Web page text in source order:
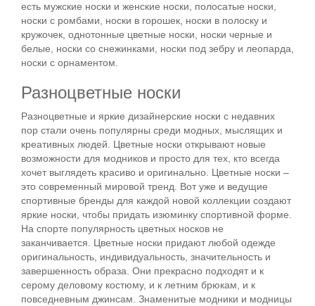
есть мужские носки и женские носки, полосатые носки,
носки с ромбами, носки в горошек, носки в полоску и
кружочек, однотонные цветные носки, носки черные и
белые, носки со снежинками, носки под зебру и леопарда,
носки с орнаментом.
Разноцветные носки
Разноцветные и яркие дизайнерские носки с недавних
пор стали очень популярны среди модных, мыслящих и
креативных людей. Цветные носки открывают новые
возможности для модников и просто для тех, кто всегда
хочет выглядеть красиво и оригинально. Цветные носки –
это современный мировой тренд. Вот уже и ведущие
спортивные бренды для каждой новой коллекции создают
яркие носки, чтобы придать изюминку спортивной форме.
На спорте популярность цветных носков не
заканчивается. Цветные носки придают любой одежде
оригинальность, индивидуальность, значительность и
завершенность образа. Они прекрасно подходят и к
серому деловому костюму, и к летним брюкам, и к
повседневным джинсам. Знаменитые модники и модницы